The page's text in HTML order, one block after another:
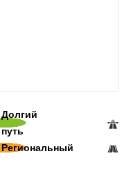
Долгий
путь
Региональный